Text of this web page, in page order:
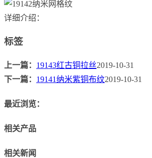
详细介绍：
标签
上一篇： 19143红古铜拉丝2019-10-31
下一篇： 19141纳米紫铜布纹2019-10-31
最近浏览：
相关产品
相关新闻